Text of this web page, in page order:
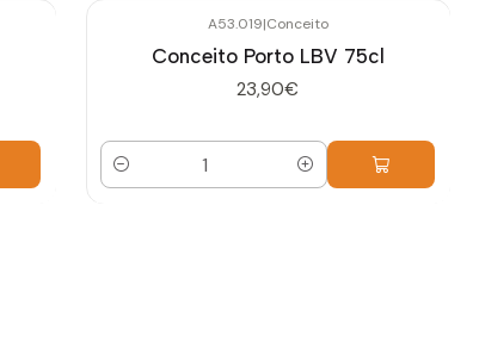
A53.019|Conceito
Conceito Porto LBV 75cl
23,90€
Quantidade